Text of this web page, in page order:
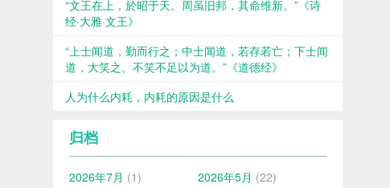
“文王在上，於昭于天。周虽旧邦，其命维新。”《诗
经·大雅·文王》
“上士闻道，勤而行之；中士闻道，若存若亡；下士闻
道，大笑之。不笑不足以为道。”《道德经》
人为什么内耗，内耗的原因是什么
归档
2026年7月 (1) 2026年5月 (22)